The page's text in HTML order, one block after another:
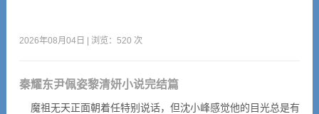
2026年08月04日 | 浏览：520 次
秦耀东尹佩姿黎清妍小说完结篇
魔祖无天正面朝着任特别说话，但沈小峰感觉他的目光总是有